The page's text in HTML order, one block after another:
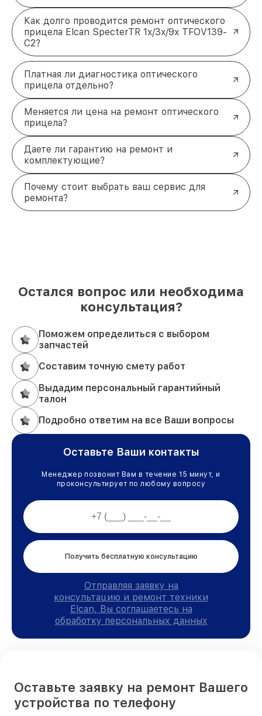
Как долго проводится ремонт оптического
прицела Elcan SpecterTR 1x/3x/9x TFOV139-
C2?
Платная ли диагностика оптического
прицела отдельно?
Меняется ли цена на ремонт оптического
прицела?
Даете ли гарантию на ремонт и
комплектующие?
Почему стоит выбрать ваш сервис для
ремонта?
Остался вопрос или необходима
консультация?
Поможем определиться с выбором
запчастей
Составим точную смету работ
Выдадим персональный гарантийный
талон
Подробно ответим на все Ваши вопросы
Оставьте Ваши контакты
Менеджер позвонит Вам в течение 15 минут, и
проконсультирует по любому вопросу
Получить бесплатную консультацию
Отправляя заявку на
консультацию и ремонт техники
Elcan, Вы соглашаетесь на
обработку персональных данных
Оставьте заявку на ремонт Вашего
устройства по телефону